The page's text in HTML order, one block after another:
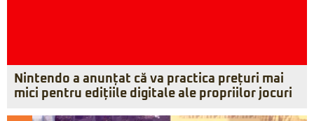
Nintendo a anunțat că va practica prețuri mai
mici pentru edițiile digitale ale propriilor jocuri